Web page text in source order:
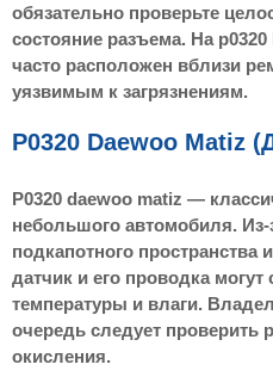
обязательно проверьте
состояние разъема. На
часто расположен вблизи
уязвимым к загрязнениям.
P0320 Daewoo Matiz
P0320 daewoo matiz —
небольшого автомобиля. Из-
подкапотного
датчик и его проводка могут
температуры и влаги.
очередь следует проверить
окисления.